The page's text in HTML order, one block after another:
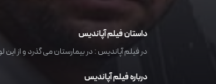
داستان فیلم آپاندیس
در فیلم آپاندیس : در بیمارستان می گذرد و از
درباره فیلم آپاندیس